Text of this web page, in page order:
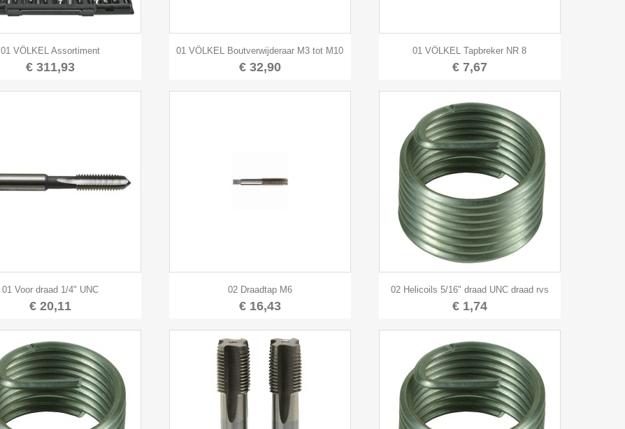
Snel bekijken
01 VÖLKEL Assortiment
€ 311,93
 Snel bekijken
01 VÖLKEL Boutverwijderaar M3 tot M10
€ 32,90
Snel bekijken
01 VÖLKEL Tapbreker NR 8
€ 7,67
 Snel bekijken
01 Voor draad 1/4" UNC
€ 20,11
 Snel bekijken
02 Draadtap M6
€ 16,43
Snel bekijken
02 Helicoils 5/16" draad UNC draad rvs
€ 1,74